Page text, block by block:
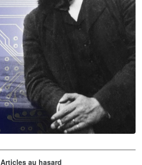
Articles au hasard